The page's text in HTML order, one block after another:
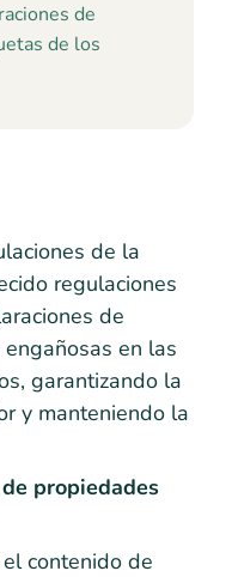
de
de los
de la
regulaciones
de
en las
garantizando la
y manteniendo la
propiedades
contenido de